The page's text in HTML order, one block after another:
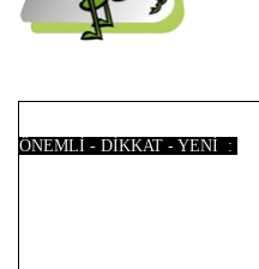
ÖNEMLİ - DİKKAT - YENİ :